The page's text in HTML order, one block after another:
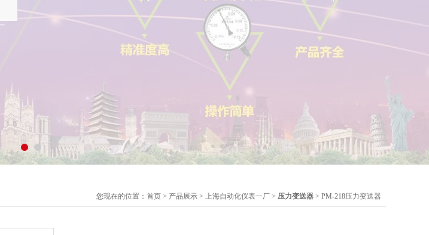
您现在的位置： 首页 > 产品展示 > 上海自动化仪表一厂 > 压力变送器 > PM-218压力变送器